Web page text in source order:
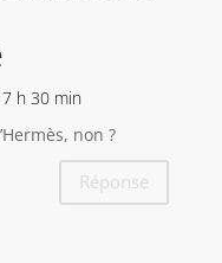
h 30 min
non ?
Réponse